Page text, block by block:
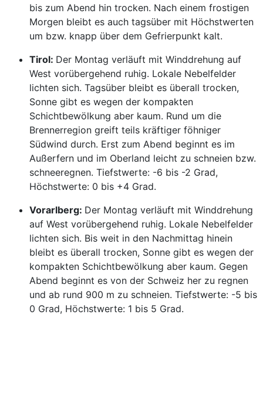
bis zum Abend hin trocken. Nach einem frostigen
Morgen bleibt es auch tagsüber mit Höchstwerten
um bzw. knapp über dem Gefrierpunkt kalt.
Tirol: Der Montag verläuft mit Winddrehung auf
West vorübergehend ruhig. Lokale Nebelfelder
lichten sich. Tagsüber bleibt es überall trocken,
Sonne gibt es wegen der kompakten
Schichtbewölkung aber kaum. Rund um die
Brennerregion greift teils kräftiger föhniger
Südwind durch. Erst zum Abend beginnt es im
Außerfern und im Oberland leicht zu schneien bzw.
schneeregnen. Tiefstwerte: -6 bis -2 Grad,
Höchstwerte: 0 bis +4 Grad.
Vorarlberg: Der Montag verläuft mit Winddrehung
auf West vorübergehend ruhig. Lokale Nebelfelder
lichten sich. Bis weit in den Nachmittag hinein
bleibt es überall trocken, Sonne gibt es wegen der
kompakten Schichtbewölkung aber kaum. Gegen
Abend beginnt es von der Schweiz her zu regnen
und ab rund 900 m zu schneien. Tiefstwerte: -5 bis
0 Grad, Höchstwerte: 1 bis 5 Grad.